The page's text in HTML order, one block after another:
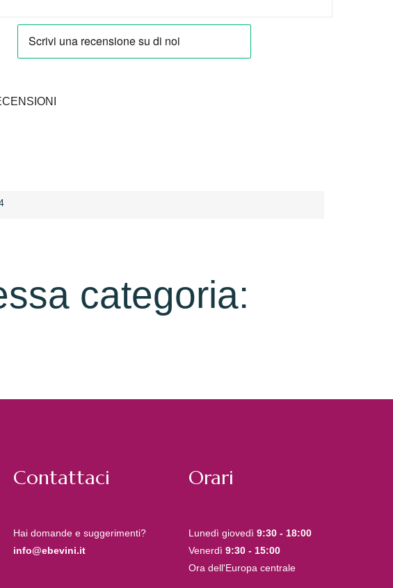
categoria:
Contattaci
Hai domande e suggerimenti?
info@ebevini.it
Orari
Lunedì giovedì 9:30 - 18:00
Venerdì 9:30 - 15:00
Ora dell'Europa centrale